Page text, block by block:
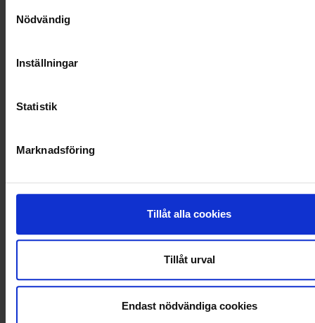
Nödvändig
Inställningar
Statistik
Marknadsföring
Tillåt alla cookies
Tillåt urval
Endast nödvändiga cookies
VELLINGE
010-45 00 200​